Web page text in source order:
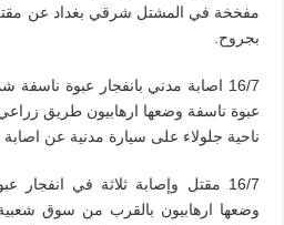
مفخخة في المشتل شرقي بغداد عن
بجروح.
16/7 اصابة مدني بانفجار عبوة
عبوة ناسفة وضعها ارهابيون طريق
ناحية جلولاء على سيارة مدنية عن
16/7 مقتل وإصابة ثلاثة في
وضعها ارهابيون بالقرب من سوق